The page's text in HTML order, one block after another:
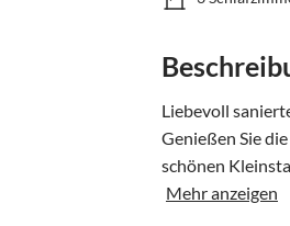
Liebevoll
Genießen Sie
schönen
Mehr anzeigen